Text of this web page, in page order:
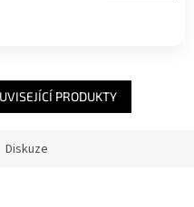
PRODUKTY
Diskuze